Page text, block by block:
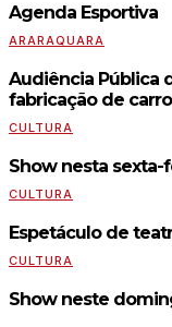
Agenda Esportiva
ARARAQUARA
Audiência Pública
fabricação de
CULTURA
Show nesta sexta-
CULTURA
Espetáculo de
CULTURA
Show neste